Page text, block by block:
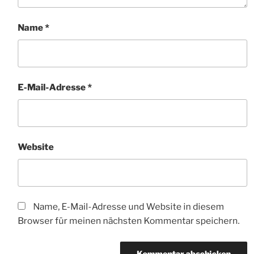
Name*
E-Mail-Adresse*
Website
Name, E-Mail-Adresse und Website in diesem
Browser für meinen nächsten Kommentar speichern.